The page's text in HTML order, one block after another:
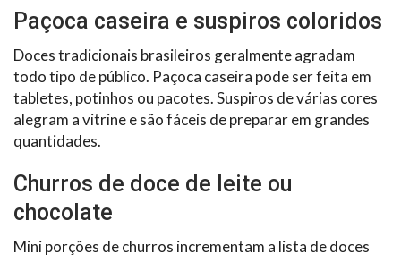
Paçoca caseira e suspiros coloridos
Doces tradicionais brasileiros geralmente agradam
todo tipo de público. Paçoca caseira pode ser feita em
tabletes, potinhos ou pacotes. Suspiros de várias cores
alegram a vitrine e são fáceis de preparar em grandes
quantidades.
Churros de doce de leite ou
chocolate
Mini porções de churros incrementam a lista de doces